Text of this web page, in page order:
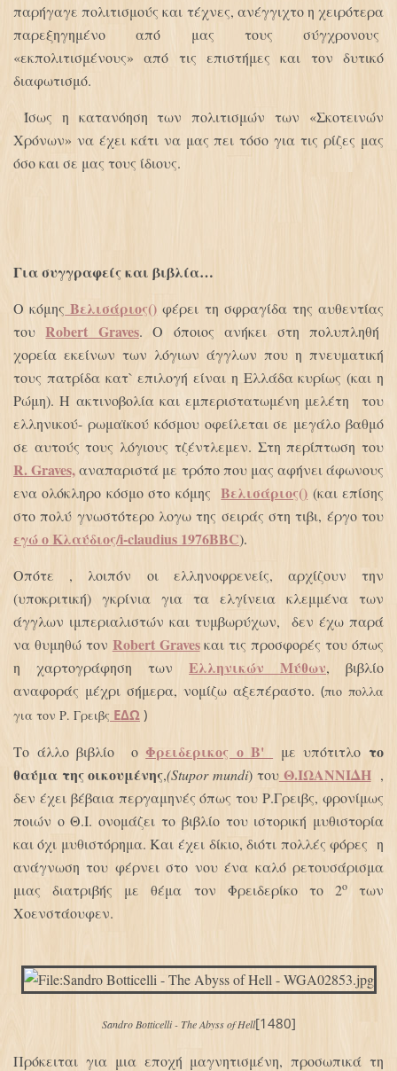
παρήγαγε πολιτισμούς και τέχνες, ανέγγιχτο η χειρότερα
παρεξηγημένο από μας τους σύγχρονους
«εκπολιτισμένους» από τις επιστήμες και τον δυτικό
διαφωτισμό.
Ίσως η κατανόηση των πολιτισμών των «Σκοτεινών
Χρόνων» να έχει κάτι να μας πει τόσο για τις ρίζες μας
όσο και σε μας τους ίδιους.
Για συγγραφείς και βιβλία…
Ο κόμης Βελισάριος() φέρει τη σφραγίδα της αυθεντίας
τουRobert Graves. Ο όποιος ανήκει στη πολυπληθή
χορεία εκείνων των λόγιων άγγλων που η πνευματική
τους πατρίδα κατ` επιλογή είναι η Ελλάδα κυρίως (και η
Ρώμη). Η ακτινοβολία και εμπεριστατωμένη μελέτη του
ελληνικού- ρωμαϊκού κόσμου οφείλεται σε μεγάλο βαθμό
σε αυτούς τους λόγιους τζέντλεμεν. Στη περίπτωση του
R. Graves,αναπαριστά με τρόπο που μας αφήνει άφωνους
ενα ολόκληρο κόσμο στο κόμηςΒελισάριος() (και επίσης
στο πολύ γνωστότερο λογω της σειράς στη τιβι, έργο του
εγώ ο Κλαύδιος/i-claudius 1976ΒΒC).
Οπότε , λοιπόν οι ελληνοφρενείς, αρχίζουν την
(υποκριτική) γκρίνια για τα ελγίνεια κλεμμένα των
άγγλων ιμπεριαλιστών και τυμβωρύχων, δεν έχω παρά
να θυμηθώ τον Robert Gravesκαι τις προσφορές του όπως
η χαρτογράφηση τωνΕλληνικών Μύθων, βιβλίο
αναφοράς μέχρι σήμερα, νομίζω αξεπέραστο. (πιο πολλα
για τον Ρ. ΓρειβςΕΔΩ)
Το άλλο βιβλίο οΦρειδερικος ο Β' με υπότιτλο το
θαύμα της oικουμένης,(Stupor mundi) τουΘ.ΙΩΑΝΝΙΔΗ,
δεν έχει βέβαια περγαμηνές όπως του Ρ.Γρειβς, φρονίμως
ποιών ο Θ.Ι. ονομάζει το βιβλίο του ιστορική μυθιστορία
και όχι μυθιστόρημα. Και έχει δίκιο, διότι πολλές φόρες η
ανάγνωση του φέρνει στο νου ένα καλό ρετουσάρισμα
μιας διατριβής με θέμα τον Φρειδερίκο το 2οτων
Χοενστάουφεν.
Sandro Botticelli - The Abyss of Hell[1480]
Πρόκειται για μια εποχή μαγνητισμένη, προσωπικά τη